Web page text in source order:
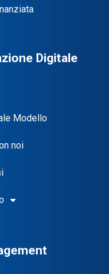
Digitale
Modello
noi